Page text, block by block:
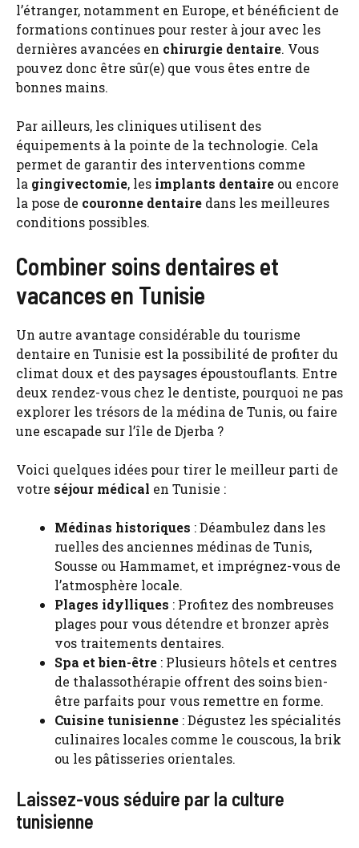
l’étranger, notamment en Europe, et bénéficient de
formations continues pour rester à jour avec les
dernières avancées en chirurgie dentaire. Vous
pouvez donc être sûr(e) que vous êtes entre de
bonnes mains.
Par ailleurs, les cliniques utilisent des
équipements à la pointe de la technologie. Cela
permet de garantir des interventions comme
la gingivectomie, les implants dentaire ou encore
la pose de couronne dentaire dans les meilleures
conditions possibles.
Combiner soins dentaires et
vacances en Tunisie
Un autre avantage considérable du tourisme
dentaire en Tunisie est la possibilité de profiter du
climat doux et des paysages époustouflants. Entre
deux rendez-vous chez le dentiste, pourquoi ne pas
explorer les trésors de la médina de Tunis, ou faire
une escapade sur l’île de Djerba ?
Voici quelques idées pour tirer le meilleur parti de
votre séjour médical en Tunisie :
Médinas historiques : Déambulez dans les
ruelles des anciennes médinas de Tunis,
Sousse ou Hammamet, et imprégnez-vous de
l’atmosphère locale.
Plages idylliques : Profitez des nombreuses
plages pour vous détendre et bronzer après
vos traitements dentaires.
Spa et bien-être : Plusieurs hôtels et centres
de thalassothérapie offrent des soins bien-
être parfaits pour vous remettre en forme.
Cuisine tunisienne : Dégustez les spécialités
culinaires locales comme le couscous, la brik
ou les pâtisseries orientales.
Laissez-vous séduire par la culture
tunisienne